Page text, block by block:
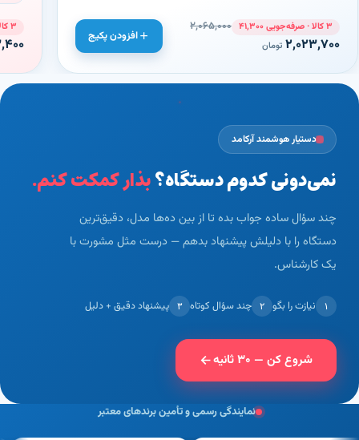
۳ کالا · صرفه‌جویی ۴۱,۳۰۰ ۲,۰۶۵,۰۰۰
۲,۰۲۳,۷۰۰ تومان
افزودن پکیج
۳ کالا · صرفه‌جویی ۱۹۶,۶۰۰
دستیار هوشمند آرکامد
نمی‌دونی کدوم دستگاه؟بذار کمکت کنم.
چند سؤال ساده جواب بده تا از بین ده‌ها مدل، دقیق‌ترین
دستگاه را با دلیلش پیشنهاد بدهم — درست مثل مشورت با
یک کارشناس.
۱ نیازت را بگو ۲ چند سؤال کوتاه ۳ پیشنهاد دقیق + دلیل
شروع کن — ۳۰ ثانیه
نمایندگی رسمی و تأمین برندهای معتبر